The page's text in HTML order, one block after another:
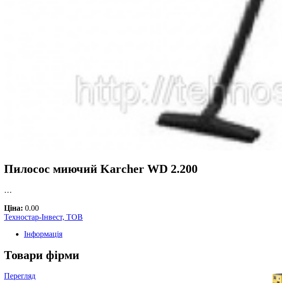
Пилосос миючий Karcher WD 2.200
…
Ціна: 0.00
Техностар-Інвест, ТОВ
Інформація
Товари фірми
Перегляд